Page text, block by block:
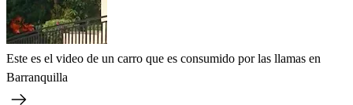
Este es el video de un carro que es consumido por las llamas en
Barranquilla